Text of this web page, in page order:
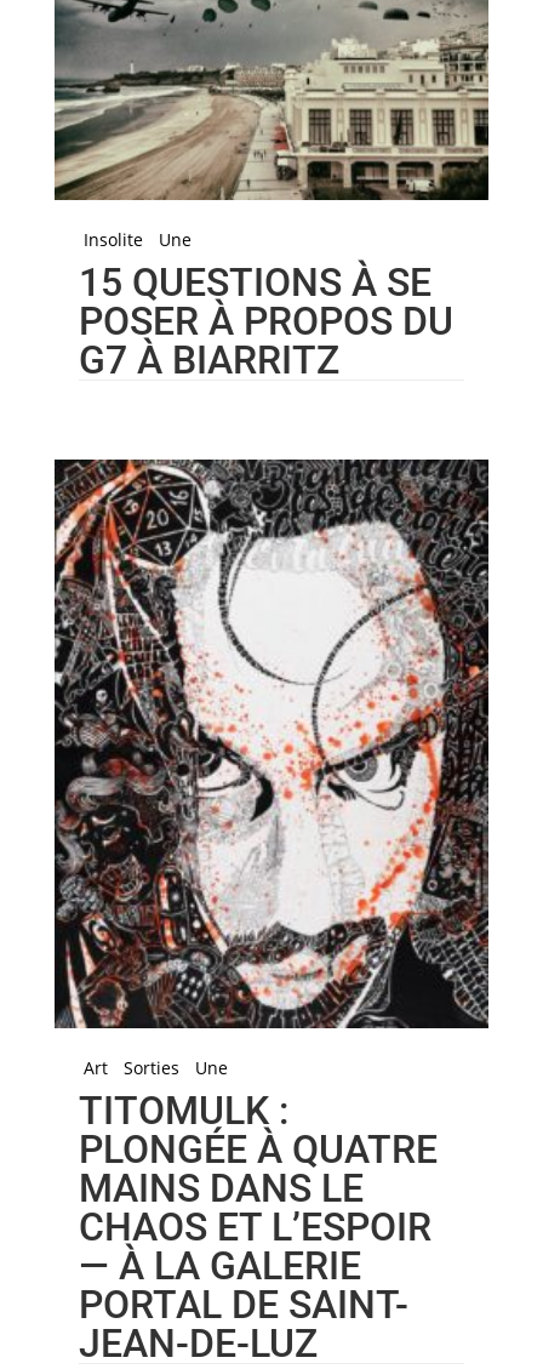
Insolite Une
15 QUESTIONS À SE
POSER À PROPOS DU
G7 À BIARRITZ
Art Sorties Une
TITOMULK :
PLONGÉE À QUATRE
MAINS DANS LE
CHAOS ET L’ESPOIR
— À LA GALERIE
PORTAL DE SAINT-
JEAN-DE-LUZ